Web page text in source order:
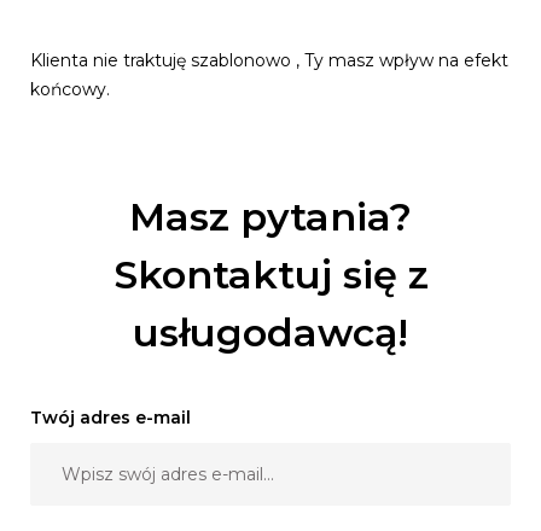
Klienta nie traktuję szablonowo , Ty masz wpływ na efekt
końcowy.
Masz pytania?
Skontaktuj się z
usługodawcą!
Twój adres e-mail